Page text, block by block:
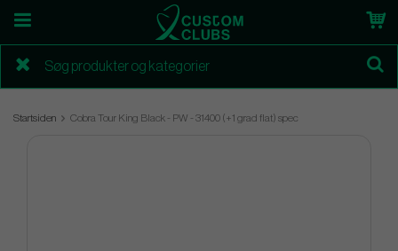
Startsiden Cobra Tour King Black - PW - 31400 (+1 grad flat) spec